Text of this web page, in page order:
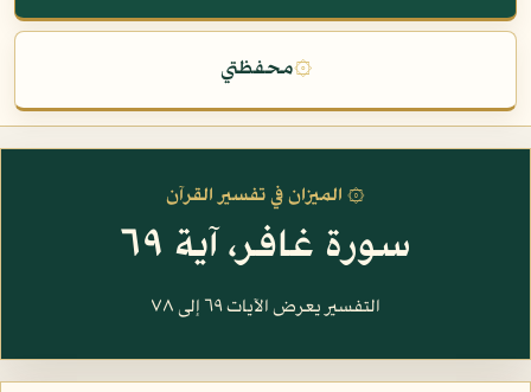
۞محفظتي
۞ الميزان في تفسير القرآن
سورة غافر، آية ٦٩
التفسير يعرض الآيات ٦٩ إلى ٧٨